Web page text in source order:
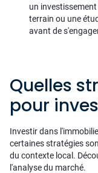
un
terrain ou une
avant de
Quelles
pour
Investir dans
certaines stratégies
du contexte local.
l'analyse du marché.